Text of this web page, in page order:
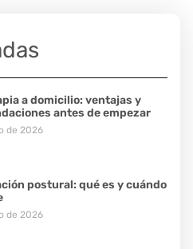
a domicilio: ventajas y
antes de empezar
de 2026
postural: qué es y cuándo
de 2026